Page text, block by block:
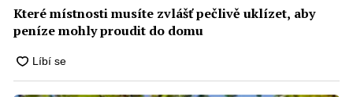
Které místnosti musíte zvlášť pečlivě uklízet, aby
peníze mohly proudit do domu